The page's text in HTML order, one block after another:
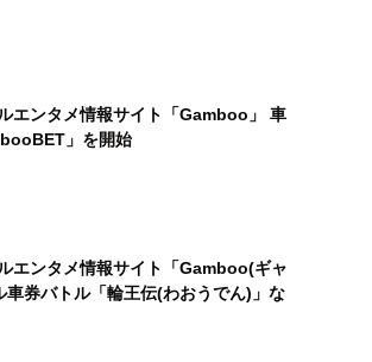
エンタメ情報サイト「Gamboo」 車
」を開始
エンタメ情報サイト「Gamboo(ギャ
車券バトル「輪王伝(わおうでん)」な